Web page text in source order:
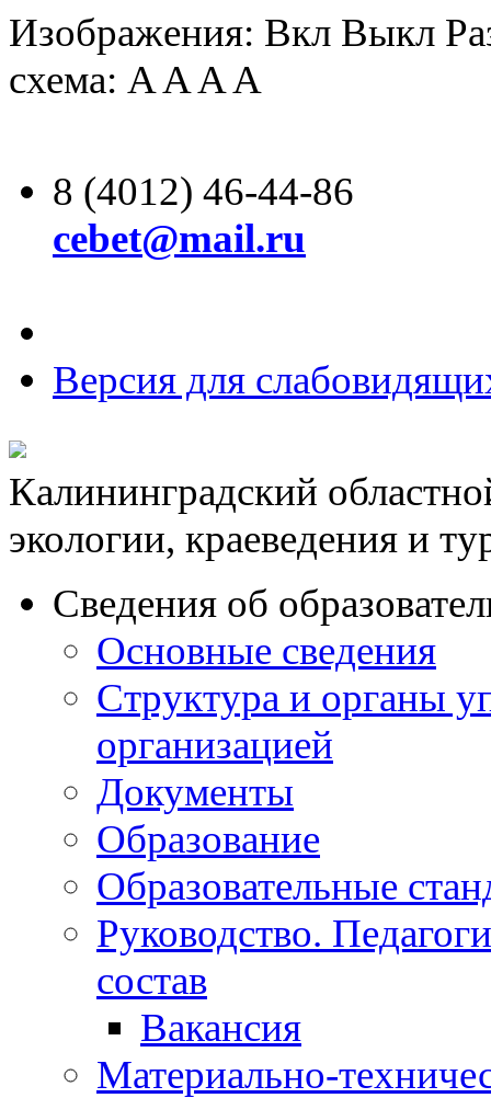
Изображения: Вкл Выкл
схема: AAAA
8 (4012) 46-44-86
cebet@mail.ru
Версия для
Калининградский
экологии, краеведения и
Сведения об
Основные сведения
Структура и органы
организацией
Документы
Образование
Образовательные
Руководство.
состав
Вакансия
Материально-